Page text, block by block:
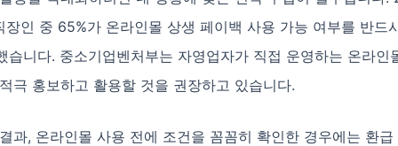
장인 중 65%가 온라인몰 상생 페이백 사용 가능 여부를 반드
습니다. 중소기업벤처부는 자영업자가 직접 운영하는 온라인
극 홍보하고 활용할 것을 권장하고 있습니다.
과, 온라인몰 사용 전에 조건을 꼼꼼히 확인한 경우에는 환